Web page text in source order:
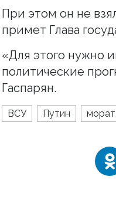
При этом он не
примет Глава
«Для этого нужно
политические
Гаспарян.
ВСУ Путин